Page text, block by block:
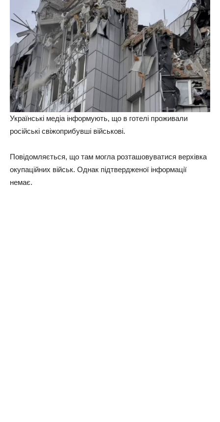
Українські медіа інформують, що в готелі проживали
російські свіжоприбувші військові.
Повідомляється, що там могла розташовуватися верхівка
окупаційних військ. Однак підтвердженої інформації
немає.